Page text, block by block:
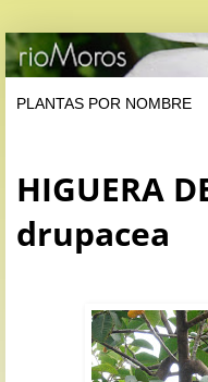
HIGUERA
drupacea